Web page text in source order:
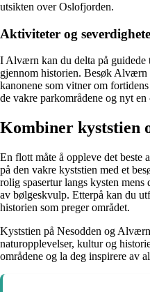
utsikten over Oslofjorden.
Aktiviteter og
I Alværn kan du delta på guidede
gjennom historien. Besøk
kanonene som vitner om
de vakre parkområdene og nyt
Kombiner kyststien
En flott måte å oppleve det beste
på den vakre kyststien med et
rolig spasertur langs kysten
av bølgeskvulp. Etterpå kan du
historien som preger området.
Kyststien på Nesodden og
naturopplevelser, kultur og
områdene og la deg inspirere av